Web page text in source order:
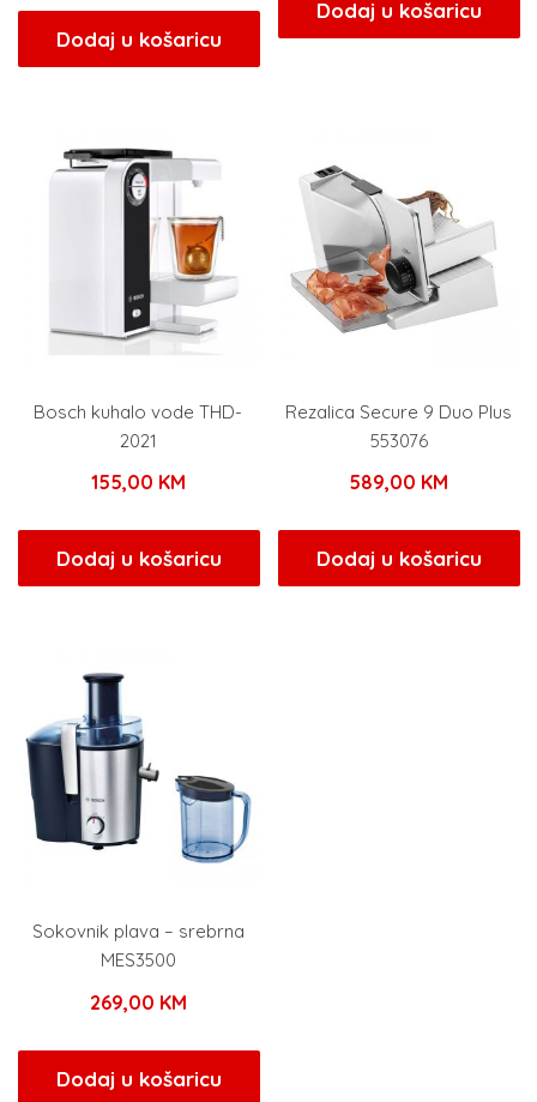
Dodaj u košaricu
Dodaj u košaricu
Bosch kuhalo vode THD-
2021
155,00 KM
Dodaj u košaricu
Rezalica Secure 9 Duo Plus
553076
589,00 KM
Dodaj u košaricu
Sokovnik plava – srebrna
MES3500
269,00 KM
Dodaj u košaricu